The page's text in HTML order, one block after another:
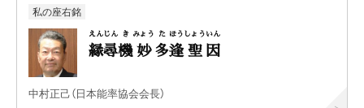
私の座右銘
縁
えん
尋
じん
機
き
妙
みょう
多
た
逢
ほう
聖
しょう
因
いん
中村正己（日本能率協会会長）